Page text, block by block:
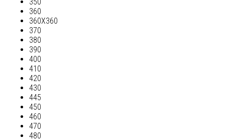
350
360
360Х360
370
380
390
400
410
420
430
445
450
460
470
480